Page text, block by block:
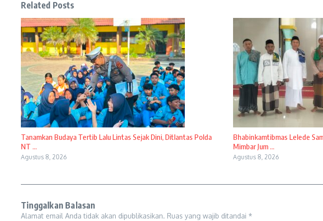
Related Posts
Tanamkan Budaya Tertib Lalu Lintas Sejak Dini, Ditlantas Polda
NT ...
Agustus 8, 2026
Bhabinkamtibmas Lelede
Mimbar Jum ...
Agustus 8, 2026
Tinggalkan Balasan
Alamat email Anda tidak akan dipublikasikan. Ruas yang wajib ditandai *